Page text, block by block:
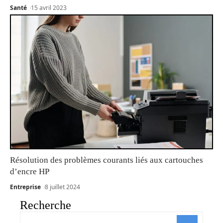
Santé 15 avril 2023
Résolution des problèmes courants liés aux cartouches
d’encre HP
Entreprise 8 juillet 2024
Recherche